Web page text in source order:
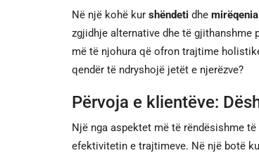
Në një kohë kur shëndeti dhe mirëqenia
zgjidhje alternative dhe të gjithanshme
më të njohura që ofron trajtime
qendër të ndryshojë jetët e njerëzve?
Përvoja e klientëve:
Një nga aspektet më të rëndësishme të
efektivitetin e trajtimeve. Në një botë